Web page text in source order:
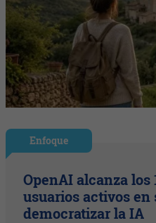
Enfoque
OpenAI alcanza los
usuarios activos en
democratizar la IA